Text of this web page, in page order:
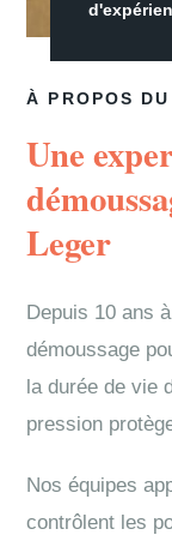
À PROPOS
Une
Leger
Depuis 10 ans
démoussage
la durée de vie
pression
Nos équipes
contrôlent les